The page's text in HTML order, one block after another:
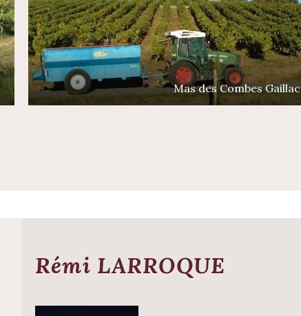
Mas des Combes Gaillac
Rémi LARROQUE